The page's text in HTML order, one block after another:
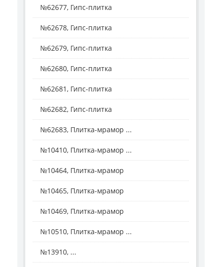
№62677, Гипс-плитка
№62678, Гипс-плитка
№62679, Гипс-плитка
№62680, Гипс-плитка
№62681, Гипс-плитка
№62682, Гипс-плитка
№62683, Плитка-мрамор ...
№10410, Плитка-мрамор ...
№10464, Плитка-мрамор
№10465, Плитка-мрамор
№10469, Плитка-мрамор
№10510, Плитка-мрамор ...
№13910, ...